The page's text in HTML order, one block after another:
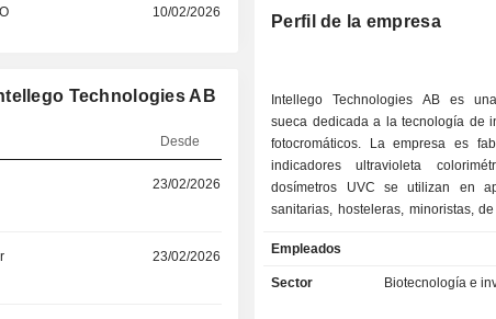
10/02/2026
Technologies AB
Desde
23/02/2026
23/02/2026
Perfil de la empresa
Intellego Technologies AB es
sueca dedicada a la tecnología de
fotocromáticos. La empresa es
indicadores ultravioleta
dosímetros UVC se utilizan en
sanitarias, hosteleras, minoristas, de
fotocrómica patentada que cambia
función de la exposición a la
ultravioleta o a sustancias
Empleados
Sector
Biotecnología e